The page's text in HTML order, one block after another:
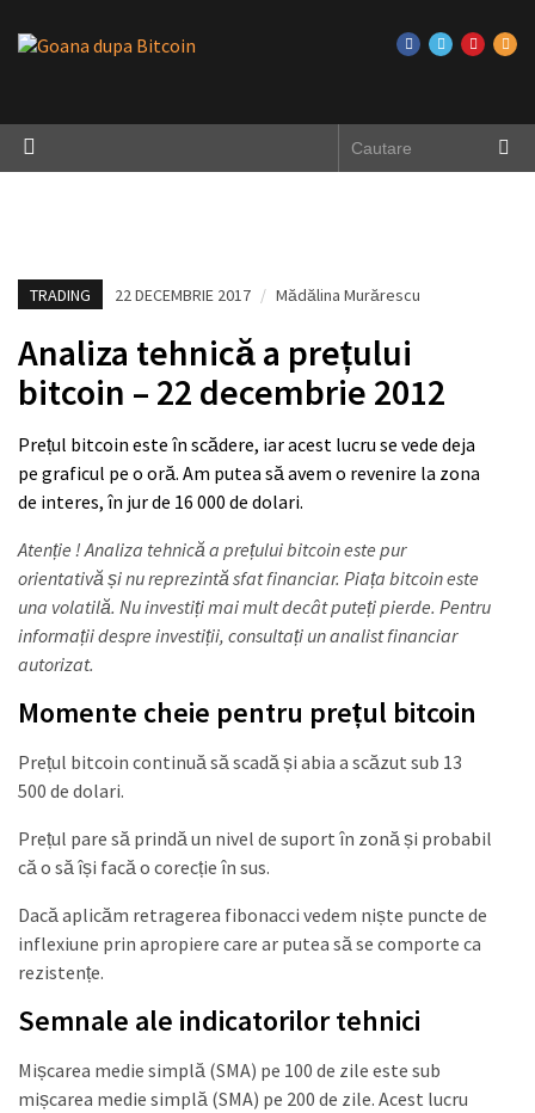
TRADING 22 DECEMBRIE 2017 / Mădălina Murărescu
Analiza tehnică a prețului
bitcoin – 22 decembrie 2012
Prețul bitcoin este în scădere, iar acest lucru se vede deja
pe graficul pe o oră. Am putea să avem o revenire la zona
de interes, în jur de 16 000 de dolari.
Atenție ! Analiza tehnică a prețului bitcoin este pur
orientativă și nu reprezintă sfat financiar. Piața bitcoin este
una volatilă. Nu investiți mai mult decât puteți pierde. Pentru
informații despre investiții, consultați un analist financiar
autorizat.
Momente cheie pentru prețul bitcoin
Prețul bitcoin continuă să scadă și abia a scăzut sub 13
500 de dolari.
Prețul pare să prindă un nivel de suport în zonă și probabil
că o să își facă o corecție în sus.
Dacă aplicăm retragerea fibonacci vedem niște puncte de
inflexiune prin apropiere care ar putea să se comporte ca
rezistențe.
Semnale ale indicatorilor tehnici
Mișcarea medie simplă (SMA) pe 100 de zile este sub
mișcarea medie simplă (SMA) pe 200 de zile. Acest lucru